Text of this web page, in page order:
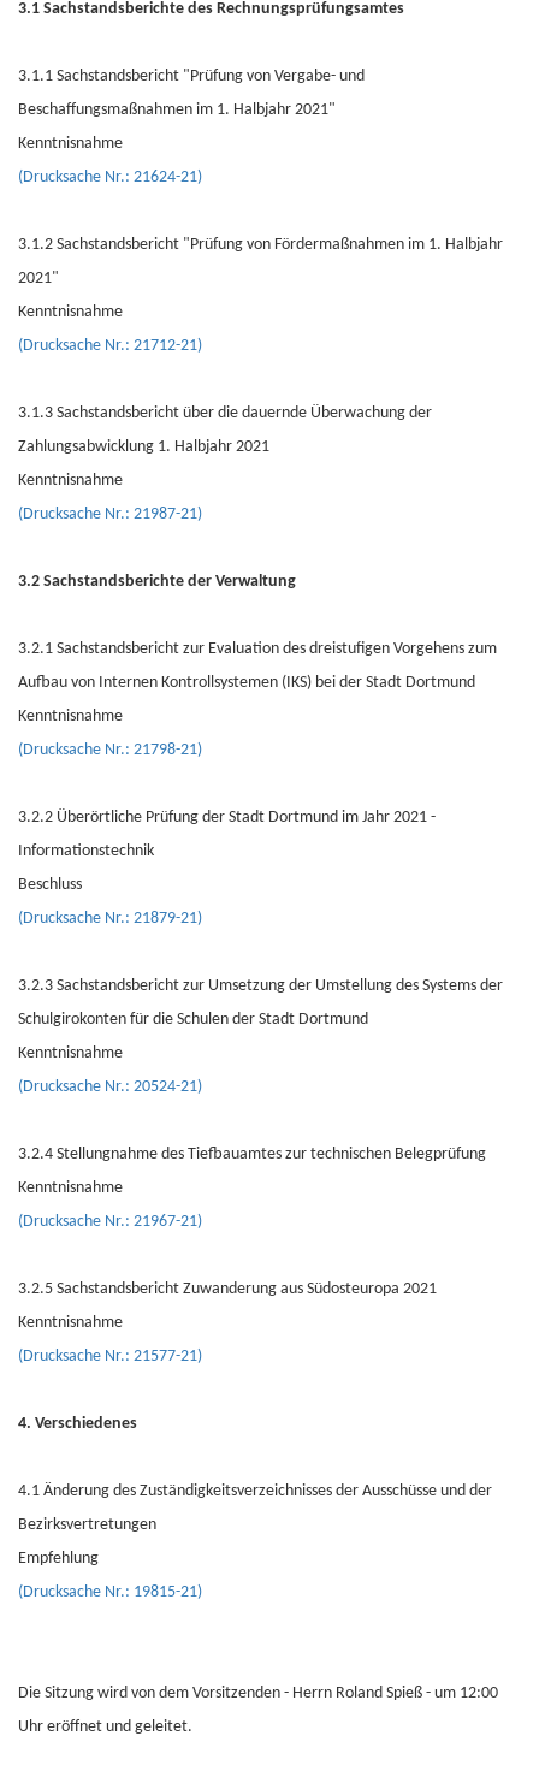
3.1 Sachstandsberichte des Rechnungsprüfungsamtes
3.1.1 Sachstandsbericht "Prüfung von Vergabe- und
Beschaffungsmaßnahmen im 1. Halbjahr 2021"
Kenntnisnahme
(Drucksache Nr.: 21624-21)
3.1.2 Sachstandsbericht "Prüfung von Fördermaßnahmen im 1. Halbjahr
2021"
Kenntnisnahme
(Drucksache Nr.: 21712-21)
3.1.3 Sachstandsbericht über die dauernde Überwachung der
Zahlungsabwicklung 1. Halbjahr 2021
Kenntnisnahme
(Drucksache Nr.: 21987-21)
3.2 Sachstandsberichte der Verwaltung
3.2.1 Sachstandsbericht zur Evaluation des dreistufigen Vorgehens zum
Aufbau von Internen Kontrollsystemen (IKS) bei der Stadt Dortmund
Kenntnisnahme
(Drucksache Nr.: 21798-21)
3.2.2 Überörtliche Prüfung der Stadt Dortmund im Jahr 2021 -
Informationstechnik
Beschluss
(Drucksache Nr.: 21879-21)
3.2.3 Sachstandsbericht zur Umsetzung der Umstellung des Systems der
Schulgirokonten für die Schulen der Stadt Dortmund
Kenntnisnahme
(Drucksache Nr.: 20524-21)
3.2.4 Stellungnahme des Tiefbauamtes zur technischen Belegprüfung
Kenntnisnahme
(Drucksache Nr.: 21967-21)
3.2.5 Sachstandsbericht Zuwanderung aus Südosteuropa 2021
Kenntnisnahme
(Drucksache Nr.: 21577-21)
4. Verschiedenes
4.1 Änderung des Zuständigkeitsverzeichnisses der Ausschüsse und der
Bezirksvertretungen
Empfehlung
(Drucksache Nr.: 19815-21)
Die Sitzung wird von dem Vorsitzenden - Herrn Roland Spieß - um 12:00
Uhr eröffnet und geleitet.